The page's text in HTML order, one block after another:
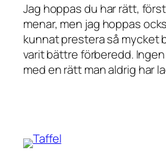
Jag hoppas du har rätt,
menar, men jag hoppas
kunnat prestera så mycket
varit bättre förberedd.
med en rätt man aldrig har